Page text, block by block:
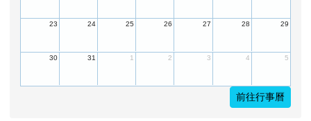
23 24 25 26 27 28 29
30 31 1 2 3 4 5
前往行事曆